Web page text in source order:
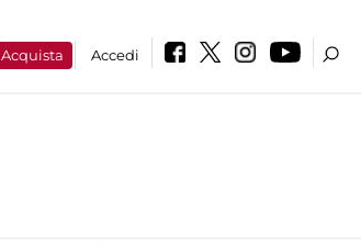
Acquista Accedi